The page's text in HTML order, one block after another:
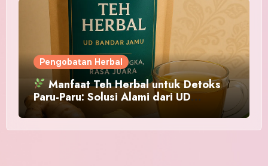
Pengobatan Herbal
Manfaat Teh Herbal untuk Detoks
Paru-Paru: Solusi Alami dari UD
BandarJamu